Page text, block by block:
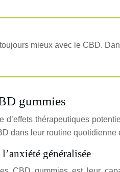
mieux avec le CBD.
gummies
d’effets thérapeutiques
dans leur routine quotidienne
généralisée